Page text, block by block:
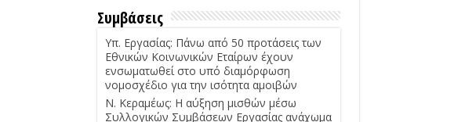
Συμβάσεις
Υπ. Εργασίας: Πάνω από 50 προτάσεις των
Εθνικών Κοινωνικών Εταίρων έχουν
ενσωματωθεί στο υπό διαμόρφωση
νομοσχέδιο για την ισότητα αμοιβών
Ν. Κεραμέως: Η αύξηση μισθών μέσω
Συλλογικών Συμβάσεων Εργασίας ανάχωμα